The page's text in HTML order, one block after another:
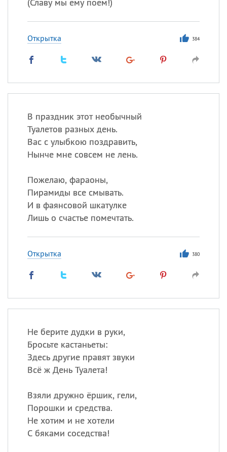
Открытка 384
В праздник этот необычный
Туалетов разных день.
Вас с улыбкою поздравить,
Нынче мне совсем не лень.
Пожелаю, фараоны,
Пирамиды все смывать.
И в фаянсовой шкатулке
Лишь о счастье помечтать.
Открытка 380
Не берите дудки в руки,
Бросьте кастаньеты:
Здесь другие правят звуки
Всё ж День Туалета!
Взяли дружно ёршик, гели,
Порошки и средства.
Не хотим и не хотели
С бяками соседства!